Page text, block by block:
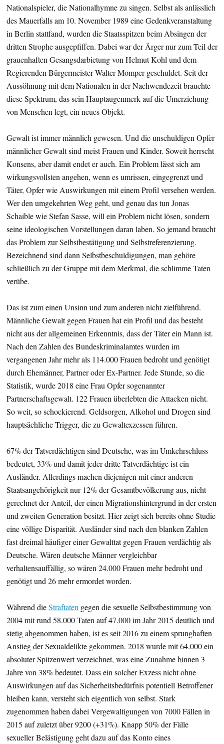
Nationalspieler, die Nationalhymne zu singen. Selbst als anlässlich
des Mauerfalls am 10. November 1989 eine Gedenkveranstaltung
in Berlin stattfand, wurden die Staatsspitzen beim Absingen der
dritten Strophe ausgepfiffen. Dabei war der Ärger nur zum Teil der
grauenhaften Gesangsdarbietung von Helmut Kohl und dem
Regierenden Bürgermeister Walter Momper geschuldet. Seit der
Aussöhnung mit dem Nationalen in der Nachwendezeit brauchte
diese Spektrum, das sein Hauptaugenmerk auf die Umerziehung
von Menschen legt, ein neues Objekt.
Gewalt ist immer männlich gewesen. Und die unschuldigen Opfer
männlicher Gewalt sind meist Frauen und Kinder. Soweit herrscht
Konsens, aber damit endet er auch. Ein Problem lässt sich am
wirkungsvollsten angehen, wenn es umrissen, eingegrenzt und
Täter, Opfer wie Auswirkungen mit einem Profil versehen werden.
Wer den umgekehrten Weg geht, und genau das tun Jonas
Schaible wie Stefan Sasse, will ein Problem nicht lösen, sondern
seine ideologischen Vorstellungen daran laben. So jemand braucht
das Problem zur Selbstbestätigung und Selbstreferenzierung.
Bezeichnend sind dann Selbstbeschuldigungen, man gehöre
schließlich zu der Gruppe mit dem Merkmal, die schlimme Taten
verübe.
Das ist zum einen Unsinn und zum anderen nicht zielführend.
Männliche Gewalt gegen Frauen hat ein Profil und das besteht
nicht aus der allgemeinen Erkenntnis, dass der Täter ein Mann ist.
Nach den Zahlen des Bundeskriminalamtes wurden im
vergangenen Jahr mehr als 114.000 Frauen bedroht und genötigt
durch Ehemänner, Partner oder Ex-Partner. Jede Stunde, so die
Statistik, wurde 2018 eine Frau Opfer sogenannter
Partnerschaftsgewalt. 122 Frauen überlebten die Attacken nicht.
So weit, so schockierend. Geldsorgen, Alkohol und Drogen sind
hauptsächliche Trigger, die zu Gewaltexzessen führen.
67% der Tatverdächtigen sind Deutsche, was im Umkehrschluss
bedeutet, 33% und damit jeder dritte Tatverdächtige ist ein
Ausländer. Allerdings machen diejenigen mit einer anderen
Staatsangehörigkeit nur 12% der Gesamtbevölkerung aus, nicht
gerechnet der Anteil, der einen Migrationshintergrund in der ersten
und zweiten Generation besitzt. Hier zeigt sich bereits ohne Studie
eine völlige Disparität. Ausländer sind nach den blanken Zahlen
fast dreimal häufiger einer Gewalttat gegen Frauen verdächtig als
Deutsche. Wären deutsche Männer vergleichbar
verhaltensauffällig, so wären 24.000 Frauen mehr bedroht und
genötigt und 26 mehr ermordet worden.
Während dieStraftaten gegen die sexuelle Selbstbestimmung von
2004 mit rund 58.000 Taten auf 47.000 im Jahr 2015 deutlich und
stetig abgenommen haben, ist es seit 2016 zu einem sprunghaften
Anstieg der Sexualdelikte gekommen. 2018 wurde mit 64.000 ein
absoluter Spitzenwert verzeichnet, was eine Zunahme binnen 3
Jahre von 38% bedeutet. Dass ein solcher Exzess nicht ohne
Auswirkungen auf das Sicherheitsbedürfnis potentiell Betroffener
bleiben kann, versteht sich eigentlich von selbst. Stark
zugenommen haben dabei Vergewaltigungen von 7000 Fällen in
2015 auf zuletzt über 9200 (+31%). Knapp 50% der Fälle
sexueller Belästigung geht dazu auf das Konto eines